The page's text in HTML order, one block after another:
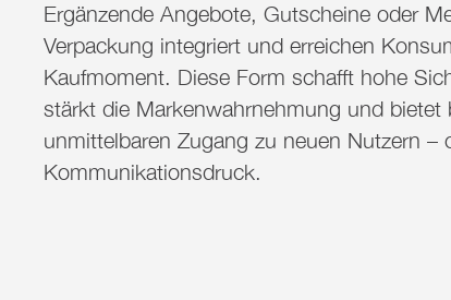
Ergänzende Angebote, Gutscheine oder
Verpackung integriert und erreichen
Kaufmoment. Diese Form schafft hohe
stärkt die Markenwahrnehmung und bietet
unmittelbaren Zugang zu neuen Nutzern –
Kommunikationsdruck.